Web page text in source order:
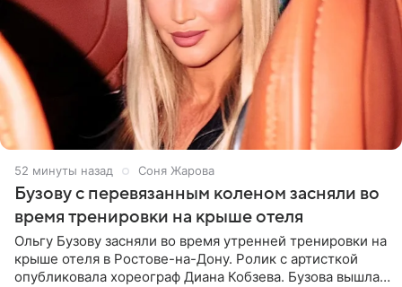
52 минуты назад Соня Жарова
Бузову с перевязанным коленом засняли во
время тренировки на крыше отеля
Ольгу Бузову засняли во время утренней тренировки на
крыше отеля в Ростове-на-Дону. Ролик с артисткой
опубликовала хореограф Диана Кобзева. Бузова вышла